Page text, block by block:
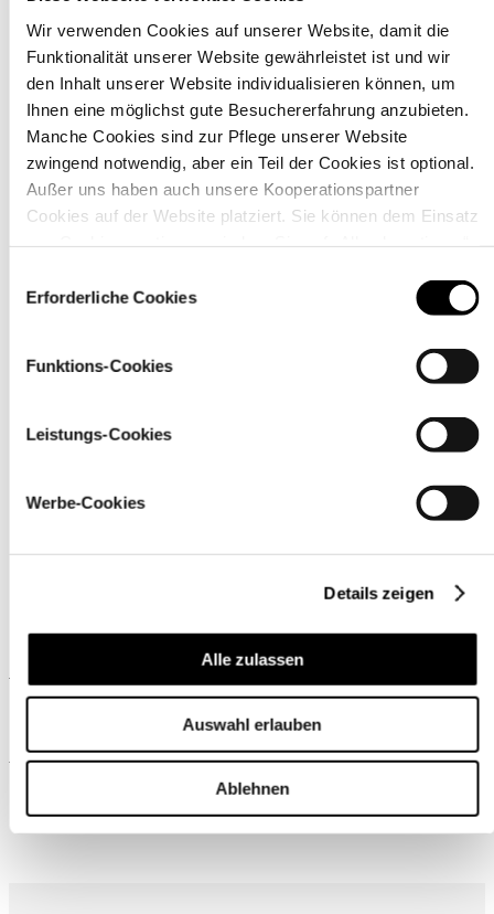
Wir verwenden Cookies auf unserer Website, damit die
Funktionalität unserer Website gewährleistet ist und wir
den Inhalt unserer Website individualisieren können, um
Ihnen eine möglichst gute Besuchererfahrung anzubieten.
Manche Cookies sind zur Pflege unserer Website
zwingend notwendig, aber ein Teil der Cookies ist optional.
Außer uns haben auch unsere Kooperationspartner
Cookies auf der Website platziert. Sie können dem Einsatz
über den Link „Cookie-Einstellungen
Erforderliche Cookies
Funktions-Cookies
Leistungs-Cookies
Werbe-Cookies
Details zeigen
Alle zulassen
Auswahl erlauben
Ablehnen
Material
Pflegehinweise
Ähnliche Produkte
Wird oft zusammen gekauft